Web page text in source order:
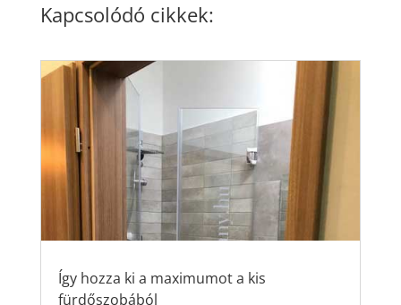
Kapcsolódó cikkek:
Így hozza ki a maximumot a kis
fürdőszobából